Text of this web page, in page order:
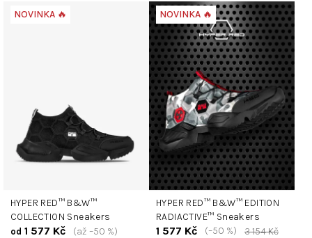
NOVINKA 🔥
HYPER RED™ B&W™
COLLECTION Sneakers
od 1 577 Kč (až –50 %)
NOVINKA 🔥
HYPER RED™ B&W™ EDITION
RADIACTIVE™ Sneakers
1 577 Kč 3 154 Kč
(–50 %)